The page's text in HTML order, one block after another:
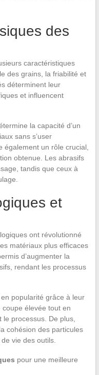
des
caractéristiques
des grains, la friabilité et
déterminent leur
et influencent
la capacité d’un
sans s’user
également un rôle crucial,
obtenue. Les abrasifs
tandis que ceux à
et
ont révolutionné
matériaux plus efficaces
d’augmenter la
rendant les processus
popularité grâce à leur
élevée tout en
processus. De plus,
cohésion des particules
vie des outils.
pour une meilleure